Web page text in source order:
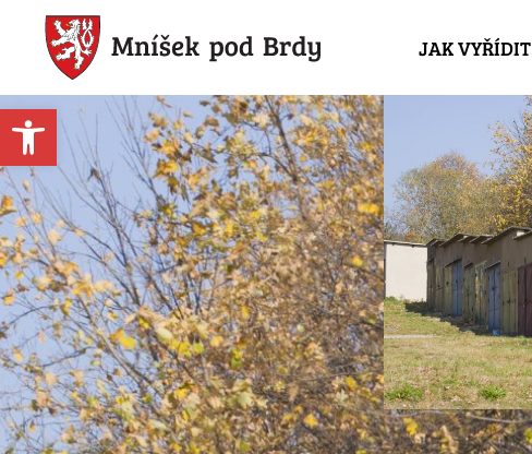
Open toolbar
JAK VYŘÍDIT